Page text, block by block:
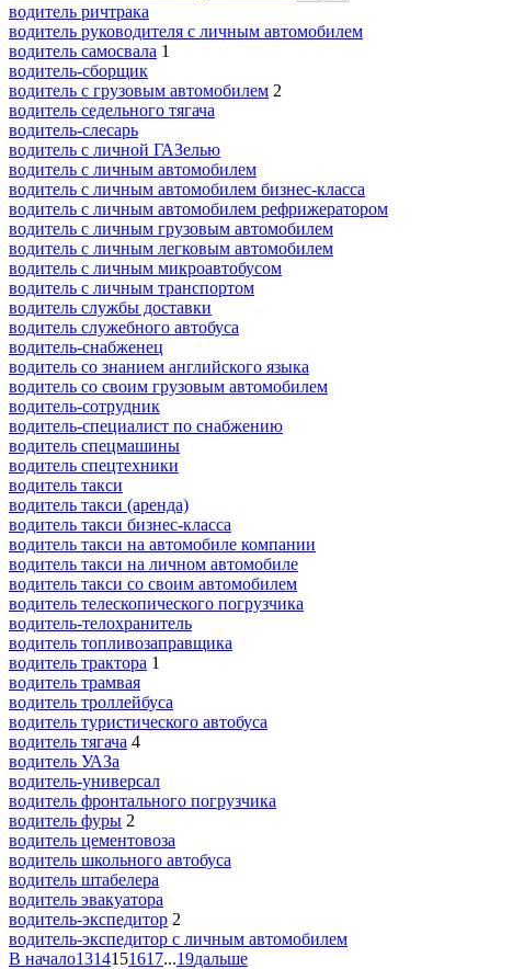
водитель ричтрака
водитель руководителя с личным автомобилем
водитель самосвала 1
водитель-сборщик
водитель с грузовым автомобилем 2
водитель седельного тягача
водитель-слесарь
водитель с личной ГАЗелью
водитель с личным автомобилем
водитель с личным автомобилем бизнес-класса
водитель с личным автомобилем рефрижератором
водитель с личным грузовым автомобилем
водитель с личным легковым автомобилем
водитель с личным микроавтобусом
водитель с личным транспортом
водитель службы доставки
водитель служебного автобуса
водитель-снабженец
водитель со знанием английского языка
водитель со своим грузовым автомобилем
водитель-сотрудник
водитель-специалист по снабжению
водитель спецмашины
водитель спецтехники
водитель такси
водитель такси (аренда)
водитель такси бизнес-класса
водитель такси на автомобиле компании
водитель такси на личном автомобиле
водитель такси со своим автомобилем
водитель телескопического погрузчика
водитель-телохранитель
водитель топливозаправщика
водитель трактора 1
водитель трамвая
водитель троллейбуса
водитель туристического автобуса
водитель тягача 4
водитель УАЗа
водитель-универсал
водитель фронтального погрузчика
водитель фуры 2
водитель цементовоза
водитель школьного автобуса
водитель штабелера
водитель эвакуатора
водитель-экспедитор 2
водитель-экспедитор c личным автомобилем
В начало1314151617...19дальше